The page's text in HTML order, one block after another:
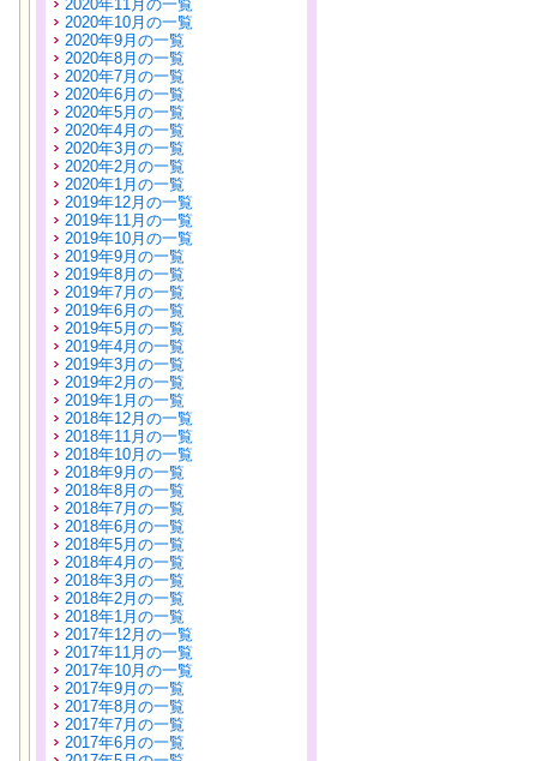
2020年11月の一覧
2020年10月の一覧
2020年9月の一覧
2020年8月の一覧
2020年7月の一覧
2020年6月の一覧
2020年5月の一覧
2020年4月の一覧
2020年3月の一覧
2020年2月の一覧
2020年1月の一覧
2019年12月の一覧
2019年11月の一覧
2019年10月の一覧
2019年9月の一覧
2019年8月の一覧
2019年7月の一覧
2019年6月の一覧
2019年5月の一覧
2019年4月の一覧
2019年3月の一覧
2019年2月の一覧
2019年1月の一覧
2018年12月の一覧
2018年11月の一覧
2018年10月の一覧
2018年9月の一覧
2018年8月の一覧
2018年7月の一覧
2018年6月の一覧
2018年5月の一覧
2018年4月の一覧
2018年3月の一覧
2018年2月の一覧
2018年1月の一覧
2017年12月の一覧
2017年11月の一覧
2017年10月の一覧
2017年9月の一覧
2017年8月の一覧
2017年7月の一覧
2017年6月の一覧